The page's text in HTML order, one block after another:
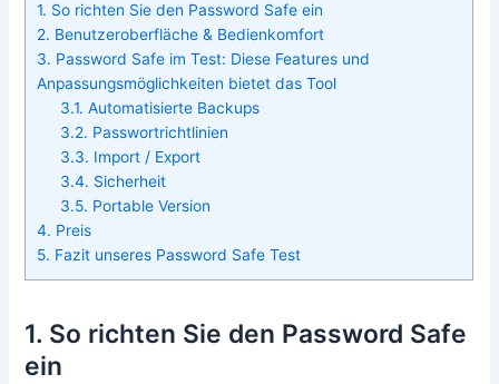
1. So richten Sie den Password Safe ein
2. Benutzeroberfläche & Bedienkomfort
3. Password Safe im Test: Diese Features und
Anpassungsmöglichkeiten bietet das Tool
3.1. Automatisierte Backups
3.2. Passwortrichtlinien
3.3. Import / Export
3.4. Sicherheit
3.5. Portable Version
4. Preis
5. Fazit unseres Password Safe Test
1. So richten Sie den Password Safe
ein